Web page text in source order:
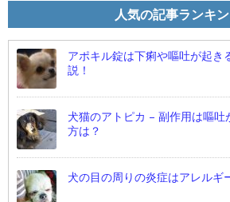
人気の記事ランキ
アポキル錠は下痢や嘔吐が起き
説！
犬猫のアトピカ – 副作用は嘔
方は？
犬の目の周りの炎症はアレルギ